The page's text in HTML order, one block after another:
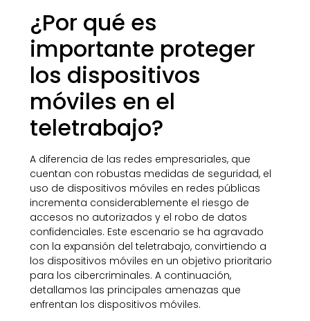
¿Por qué es
importante proteger
los dispositivos
móviles en el
teletrabajo?
A diferencia de las redes empresariales, que
cuentan con robustas medidas de seguridad, el
uso de dispositivos móviles en redes públicas
incrementa considerablemente el riesgo de
accesos no autorizados y el robo de datos
confidenciales. Este escenario se ha agravado
con la expansión del teletrabajo, convirtiendo a
los dispositivos móviles en un objetivo prioritario
para los cibercriminales. A continuación,
detallamos las principales amenazas que
enfrentan los dispositivos móviles.